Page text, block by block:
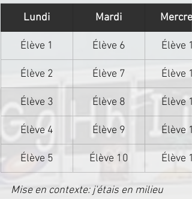
Lundi Mardi
Élève 1 Élève 6 Élève
Élève 2 Élève 7 Élève
Élève 3 Élève 8 Élève
Élève 4 Élève 9 Élève
Élève 5 Élève 10 Élève
Mise en contexte: j'étais en milieu